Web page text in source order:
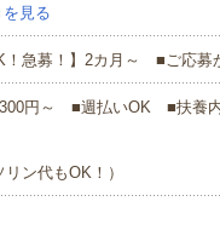
見る
！急募！】2カ月～ ■ご応募
円～ ■週払いOK ■扶養
ン代もOK！）